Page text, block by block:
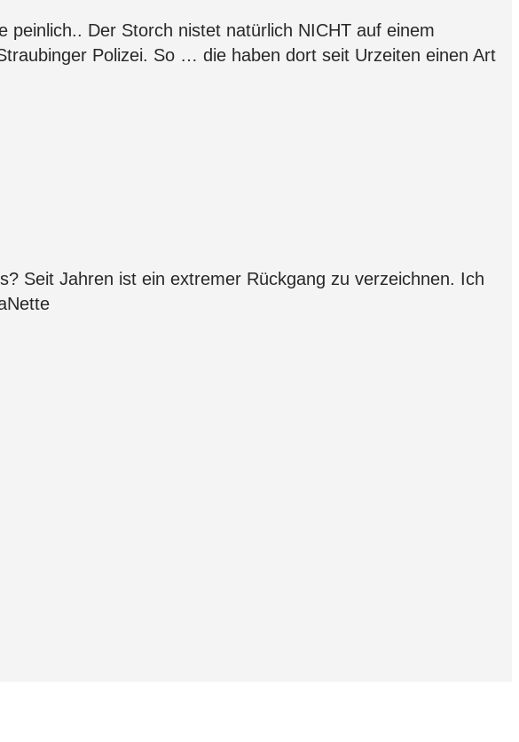
Der Storch nistet natürlich NICHT auf einem
Polizei. So … die haben dort seit Urzeiten einen Art
Seit Jahren ist ein extremer Rückgang zu verzeichnen. Ich